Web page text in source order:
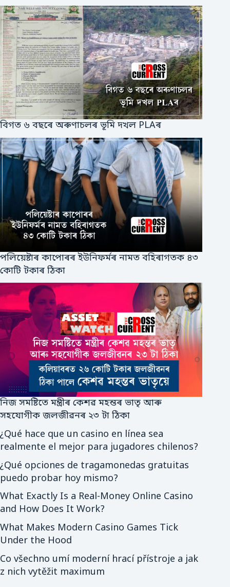
বিগত ৬ বছৰে অৰুণাচলৰ ভূমি দখল PLAৰ
পলিয়েষ্টাৰ কাপোৰৰ ইউনিফর্মৰ নামত বহিৰাগতক ৪৩
কোটি টকাৰ ঠিকা
নিজ সমষ্টিতে মন্ত্ৰীৰ কেশৱ মহন্তৰ ভাতৃ আৰু
সহযোগীক জলজীৱনৰ ২৩ টা ঠিকা
¿Qué hace que un casino en línea sea
realmente el mejor para jugadores chilenos?
¿Qué opciones de tragamonedas gratuitas
puedo probar hoy mismo?
What Exactly Is a Real-Money Online Casino
and How Does It Work?
What Makes Modern Casino Games Tick
Under the Hood
Co všechno umí moderní hrací přístroje a jak
z nich vytěžit maximum